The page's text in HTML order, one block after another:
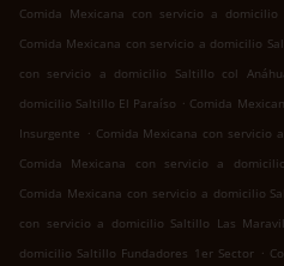
Comida Mexicana con servicio a
Comida Mexicana con servicio a domicilio
con servicio a domicilio Saltillo col
domicilio Saltillo El Paraíso . Comida
Insurgente . Comida Mexicana con servicio
Comida Mexicana con servicio a
Comida Mexicana con servicio a domicilio
con servicio a domicilio Saltillo Las
domicilio Saltillo Fundadores 1er Sector .